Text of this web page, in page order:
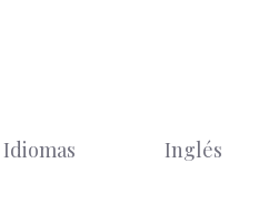
Idiomas Inglés